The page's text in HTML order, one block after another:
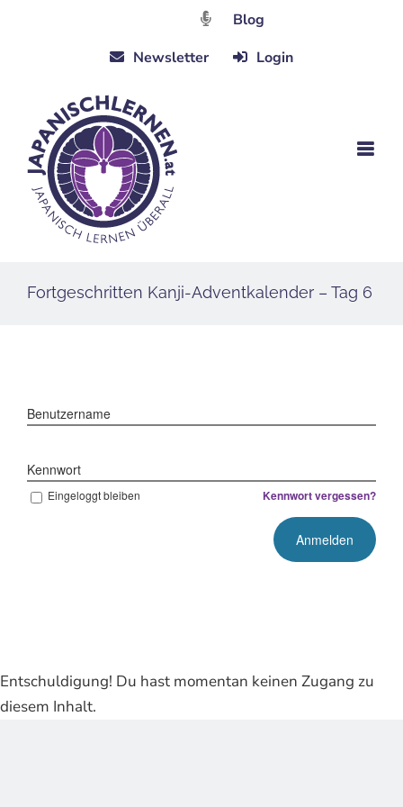
Blog
Newsletter
Login
Fortgeschritten Kanji-Adventkalender – Tag 6
Benutzername
Kennwort
Eingeloggt bleiben Kennwort vergessen?
Entschuldigung! Du hast momentan keinen Zugang zu
diesem Inhalt.